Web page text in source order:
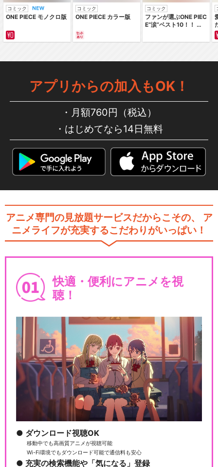
コミック
ONE PIECE モノクロ版
コミック
ONE PIECE カラー版
コミック
ファンが選ぶONE PIEC
E“涙”ベスト10！！ ～
編～ カラー版
アプリからの加入もOK！
月額760円（税込）
はじめてなら14日無料
アニメ専門の見放題サービスだからこその、
ア
ニメライフが充実するこだわりがいっぱい！
快適・便利にアニメを視
聴！
ダウンロード視聴OK
移動中でも高画質アニメが視聴可能
Wi-Fi環境でもダウンロード可能で通信料も安心
充実の検索機能や「気になる」登録